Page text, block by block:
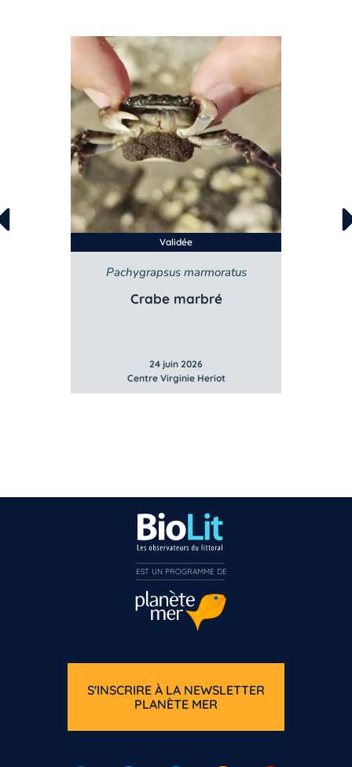
Validée
Pachygrapsus marmoratus
Crabe marbré
24 juin 2026
Centre Virginie Heriot
S'INSCRIRE À LA NEWSLETTER
PLANÈTE MER